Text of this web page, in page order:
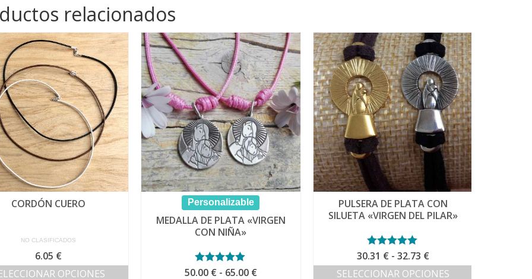
relacionados
CORDÓN CUERO
NO CLASIFICADOS
6.05 €
OPCIONES
Personalizable
MEDALLA DE PLATA «VIRGEN
CON NIÑA»
Valorado con
50.00 € - 65.00 €Rango
PULSERA DE PLATA CON
SILUETA «VIRGEN DEL PILAR»
Valorado con
5.00de 5
30.31 € - 32.73 €Rango
de
SELECCIONAR OPCIONES